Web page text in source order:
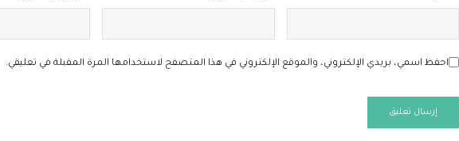
احفظ اسمي، بريدي الإلكتروني، والموقع الإلكتروني في هذا المتصفح لاستخدامها المرة المقبلة في تعليقي.